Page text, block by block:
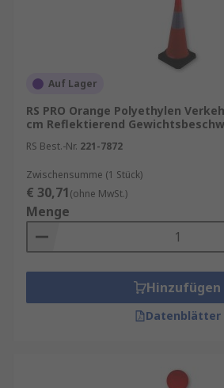
Auf Lager
RS PRO Orange Polyethylen
cm Reflektierend
RS Best.-Nr. 221-7872
Zwischensumme (1 Stück)
€ 30,71(ohne MwSt.)
Menge
Hinzufügen
Datenblätter